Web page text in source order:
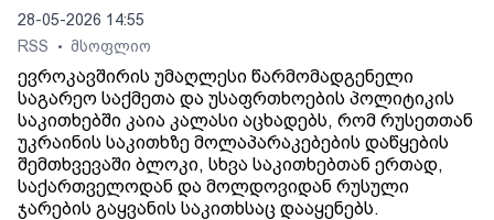
28-05-2026 14:55
RSS
• მსოფლიო
ევროკავშირის უმაღლესი წარმომადგენელი
საგარეო საქმეთა და უსაფრთხოების პოლიტიკის
საკითხებში კაია კალასი აცხადებს, რომ რუსეთთან
უკრაინის საკითხზე მოლაპარაკებების დაწყების
შემთხვევაში ბლოკი, სხვა საკითხებთან ერთად,
საქართველოდან და მოლდოვიდან რუსული
ჯარების გაყვანის საკითხსაც დააყენებს.